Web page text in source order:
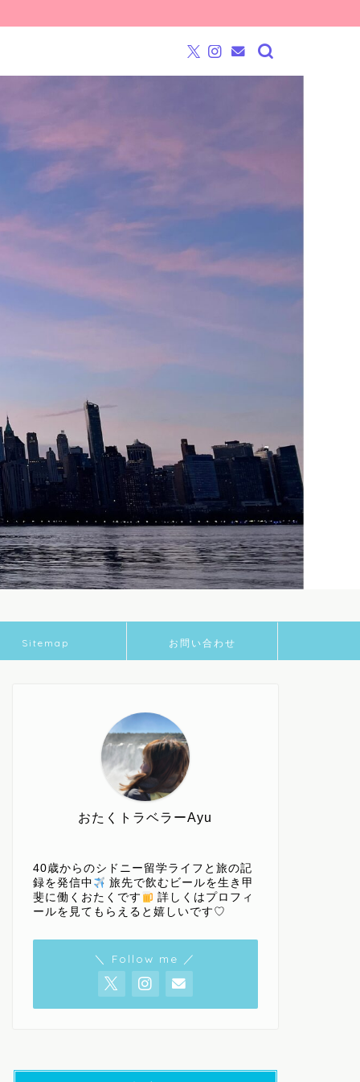
Sitemap お問い合わせ
おたくトラベラーAyu
40歳からのシドニー留学ライフと旅の記
録を発信中
旅先で飲むビールを生き甲
斐に働くおたくです
詳しくはプロフィ
ールを見てもらえると嬉しいです♡
＼ Follow me ／